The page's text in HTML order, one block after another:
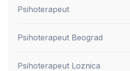
Psihoterapeut
Psihoterapeut Beograd
Psihoterapeut Loznica